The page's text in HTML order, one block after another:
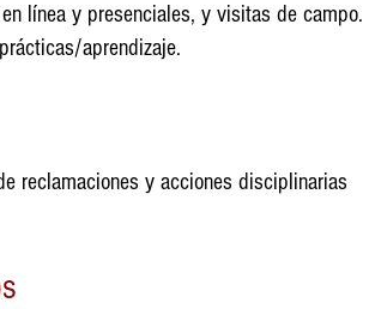
línea y presenciales, y visitas de campo.
aprendizaje.
reclamaciones y acciones disciplinarias